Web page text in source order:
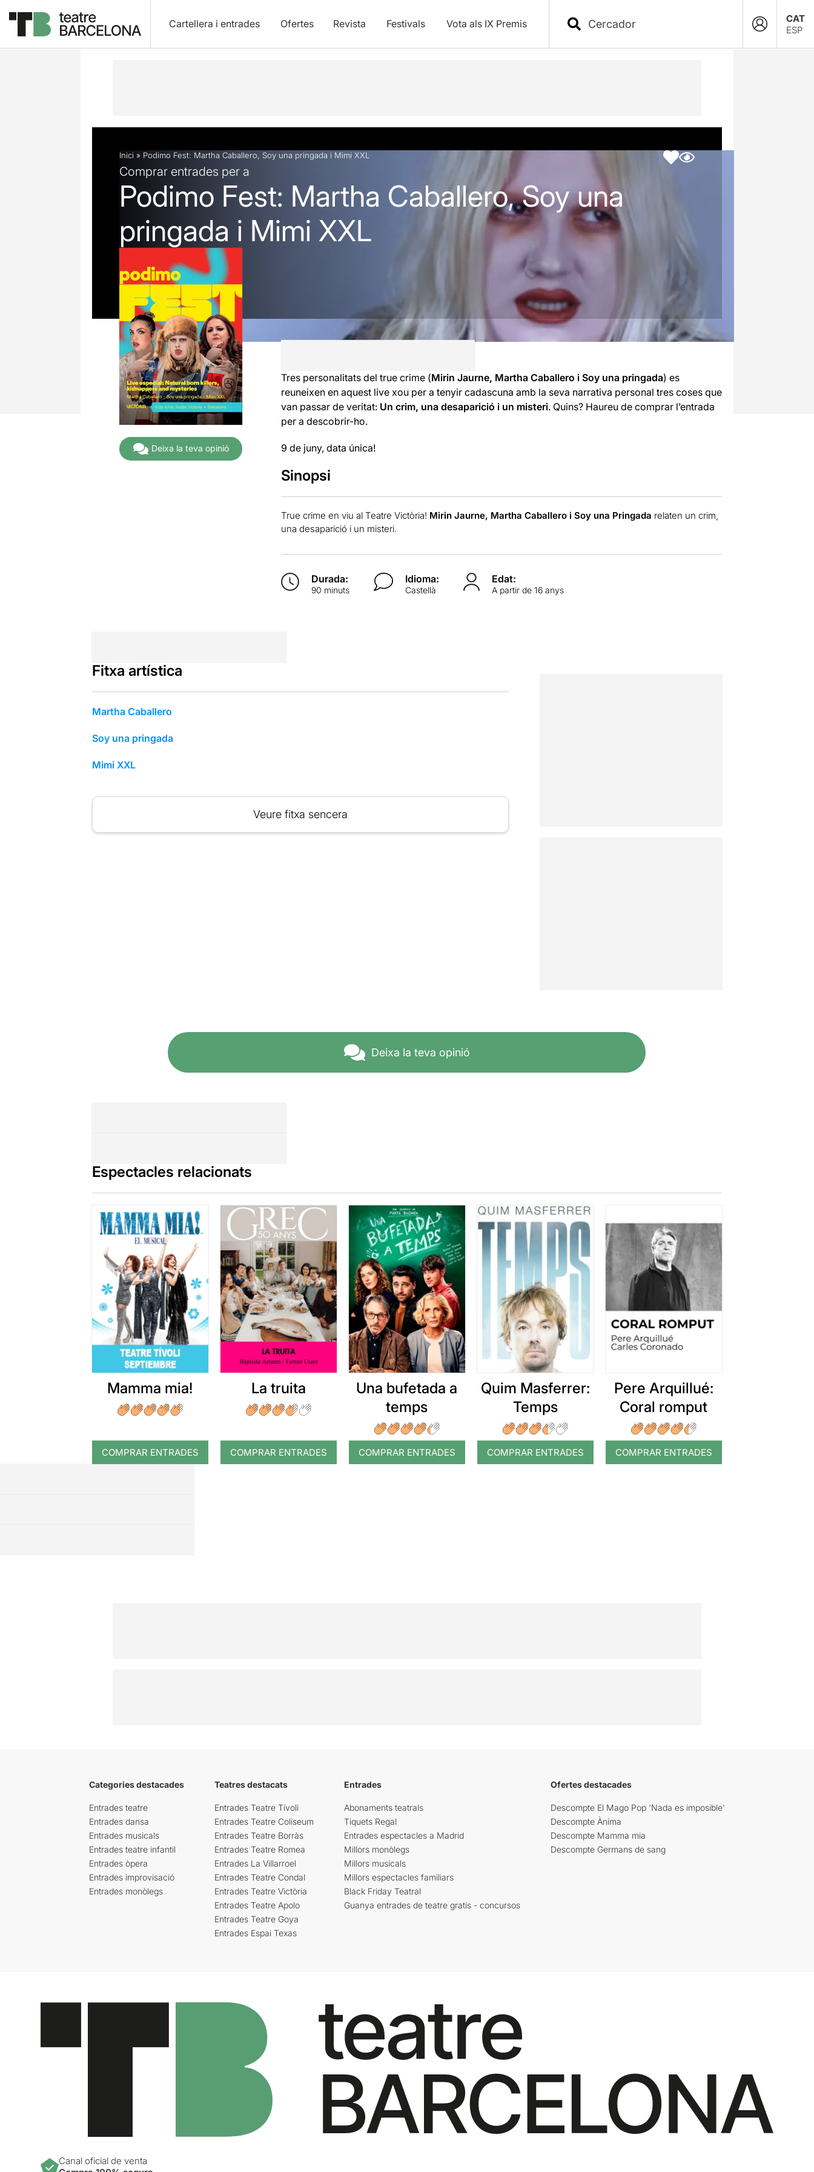
Cartellera i entrades Ofertes Revista Festivals Vota als IX Premis
CAT
ESP
Descripció Fitxa artística
Inici » Podimo Fest: Martha Caballero, Soy una pringada i Mimi XXL
Comprar entrades per a
Podimo Fest: Martha Caballero, Soy una
pringada i Mimi XXL
Deixa la teva opinió
Tres personalitats del true crime (Mirin Jaurne, Martha Caballero i Soy una pringada) es
reuneixen en aquest live xou per a tenyir cadascuna amb la seva narrativa personal tres coses que
van passar de veritat: Un crim, una desaparició i un misteri. Quins? Haureu de comprar l’entrada
per a descobrir-ho.
9 de juny, data única!
Sinopsi
True crime en viu al Teatre Victòria! Mirin Jaurne, Martha Caballero i Soy una Pringada relaten un crim,
una desaparició i un misteri.
Durada:
90 minuts
Idioma:
Castellà
Edat:
A partir de 16 anys
Fitxa artística
Martha Caballero
Soy una pringada
Mimi XXL
Veure fitxa sencera
Deixa la teva opinió
Espectacles relacionats
Mamma mia!
COMPRAR ENTRADES
La truita
COMPRAR ENTRADES
Una bufetada a
temps
COMPRAR ENTRADES
Quim Masferrer:
Temps
COMPRAR ENTRADES
Pere Arquillué:
Coral romput
COMPRAR ENTRADES
Categories destacades
Entrades teatre
Entrades dansa
Entrades musicals
Entrades teatre infantil
Entrades òpera
Entrades improvisació
Entrades monòlegs
Teatres destacats
Entrades Teatre Tívoli
Entrades Teatre Coliseum
Entrades Teatre Borràs
Entrades Teatre Romea
Entrades La Villarroel
Entrades Teatre Condal
Entrades Teatre Victòria
Entrades Teatre Apolo
Entrades Teatre Goya
Entrades Espai Texas
Entrades
Abonaments teatrals
Tiquets Regal
Entrades espectacles a Madrid
Millors monòlegs
Millors musicals
Millors espectacles familiars
Black Friday Teatral
Guanya entrades de teatre gratis - concursos
Ofertes destacades
Descompte El Mago Pop 'Nada es imposible'
Descompte Ànima
Descompte Mamma mia
Descompte Germans de sang
Canal oficial de venta